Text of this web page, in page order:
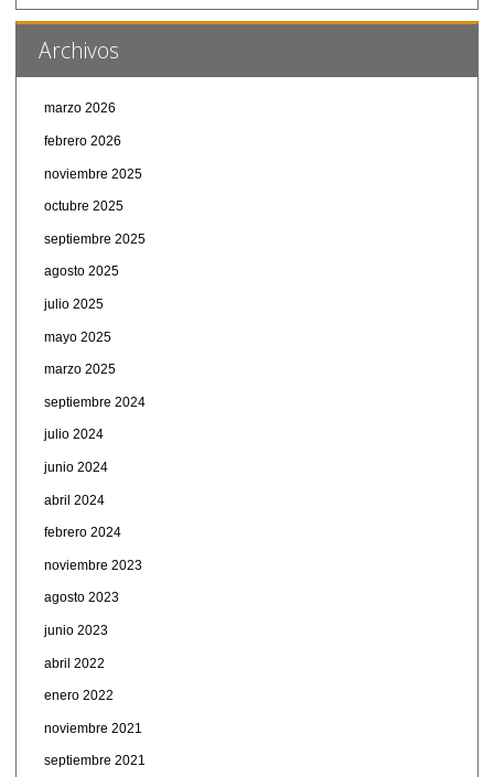
Archivos
marzo 2026
febrero 2026
noviembre 2025
octubre 2025
septiembre 2025
agosto 2025
julio 2025
mayo 2025
marzo 2025
septiembre 2024
julio 2024
junio 2024
abril 2024
febrero 2024
noviembre 2023
agosto 2023
junio 2023
abril 2022
enero 2022
noviembre 2021
septiembre 2021